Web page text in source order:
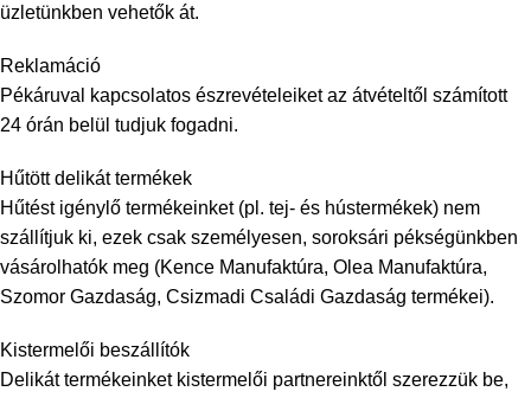
üzletünkben vehetők át.
Reklamáció
Pékáruval kapcsolatos észrevételeiket az átvételtől számított
24 órán belül tudjuk fogadni.
Hűtött delikát termékek
Hűtést igénylő termékeinket (pl. tej- és hústermékek) nem
szállítjuk ki, ezek csak személyesen, soroksári pékségünkben
vásárolhatók meg (Kence Manufaktúra, Olea Manufaktúra,
Szomor Gazdaság, Csizmadi Családi Gazdaság termékei).
Kistermelői beszállítók
Delikát termékeinket kistermelői partnereinktől szerezzük be,